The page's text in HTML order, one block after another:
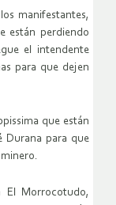
manifestantes,
están perdiendo
el intendente
para que dejen
que están
Durana para que
El Morrocotudo,